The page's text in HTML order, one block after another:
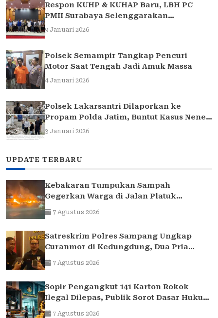
Respon KUHP & KUHAP Baru, LBH PC
PMII Surabaya Selenggarakan
Sarasehan Hukum
9 Januari 2026
Polsek Semampir Tangkap Pencuri
Motor Saat Tengah Jadi Amuk Massa
4 Januari 2026
Polsek Lakarsantri Dilaporkan ke
Propam Polda Jatim, Buntut Kasus Nenek
Elina
3 Januari 2026
UPDATE TERBARU
Kebakaran Tumpukan Sampah
Gegerkan Warga di Jalan Platuk
Donomulyo Surabaya
7 Agustus 2026
Satreskrim Polres Sampang Ungkap
Curanmor di Kedungdung, Dua Pria
Diamankan
7 Agustus 2026
Sopir Pengangkut 141 Karton Rokok
Ilegal Dilepas, Publik Sorot Dasar Hukum
Bea Cukai Juanda
7 Agustus 2026